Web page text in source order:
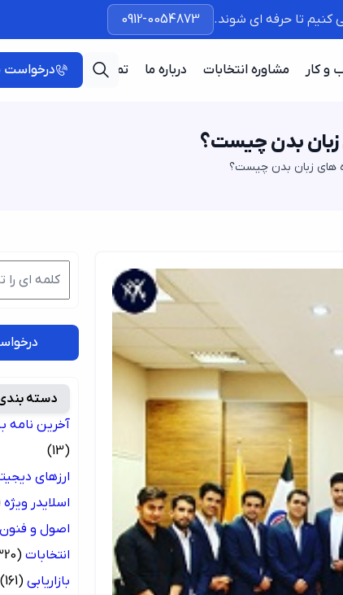
تا حرفه ای شوند. 0912-0054873
و کار مشاوره انتخابات درباره ما تماس با ما درخواست
زبان بدن چیست؟
های زبان بدن چیست؟
دسته
آخرین نامه
(13)
ارزهای
اسلایدر ویژه
اصول و فنون
انتخابات (320)
بازاریابی (161)